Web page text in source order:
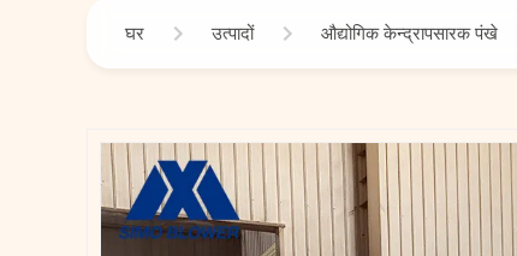
घर उत्पादों औद्योगिक केन्द्रापसारक पंखे